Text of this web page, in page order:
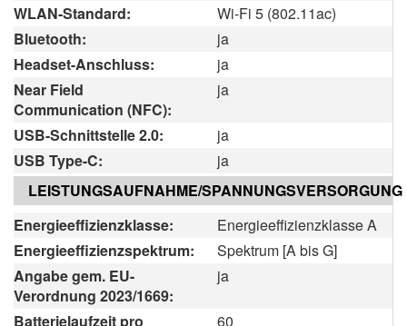
WLAN-Standard:
Wi-Fi 5 (802.11ac)
Bluetooth:
ja
Headset-Anschluss:
ja
Near Field
Communication (NFC):
ja
USB-Schnittstelle 2.0:
ja
USB Type-C:
ja
LEISTUNGSAUFNAHME/SPANNUNGSVERSORGUNG
Energieeffizienzklasse:
Energieeffizienzklasse A
Energieeffizienzspektrum:
Spektrum [A bis G]
Angabe gem. EU-
Verordnung 2023/1669:
ja
Batterielaufzeit pro
60